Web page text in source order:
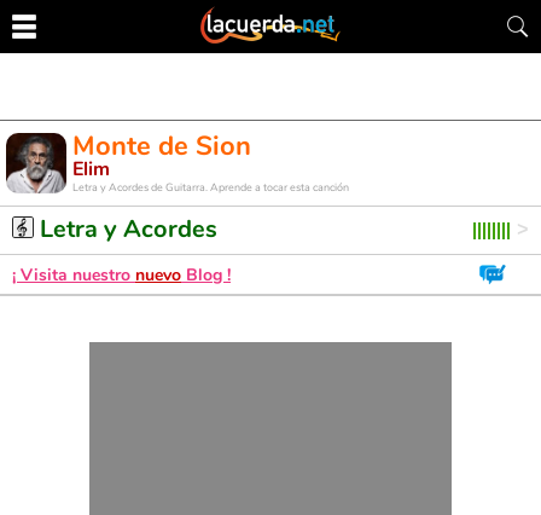
Monte de Sion
Elim
Letra y Acordes de Guitarra. Aprende a tocar esta canción
Letra y Acordes
¡ Visita nuestro nuevo Blog !